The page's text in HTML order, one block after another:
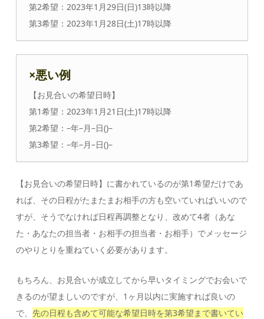
第2希望：2023年1月29日(日)13時以降
第3希望：2023年1月28日(土)17時以降
×悪い例
【お見合いの希望日時】
第1希望：2023年1月21日(土)17時以降
第2希望：–年–月–日()–
第3希望：–年–月–日()–
【お見合いの希望日時】に書かれているのが第1希望だけであ
れば、その日程がたまたまお相手の方も空いていればいいので
すが、そうでなければ日程再調整となり、改めて4者（あな
た・あなたの担当者・お相手の担当者・お相手）でメッセージ
のやりとりを重ねていく必要があります。
もちろん、お見合いが成立してから早いタイミングでお会いで
きるのが望ましいのですが、1ヶ月以内に実施すれば良いの
で、 先の日程も含めて可能な希望日時を第3希望まで書いてい